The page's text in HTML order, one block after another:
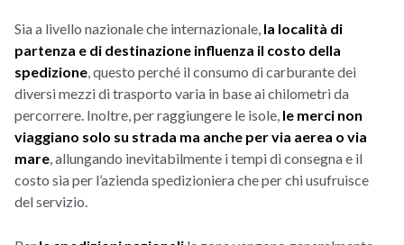
Sia a livello nazionale che internazionale, la località di
partenza e di destinazione influenza il costo della
spedizione , questo perché il consumo di carburante dei
diversi mezzi di trasporto varia in base ai chilometri da
percorrere. Inoltre, per raggiungere le isole, le merci non
viaggiano solo su strada ma anche per via aerea o via
mare , allungando inevitabilmente i tempi di consegna e il
costo sia per l’azienda spedizioniera che per chi usufruisce
del servizio.